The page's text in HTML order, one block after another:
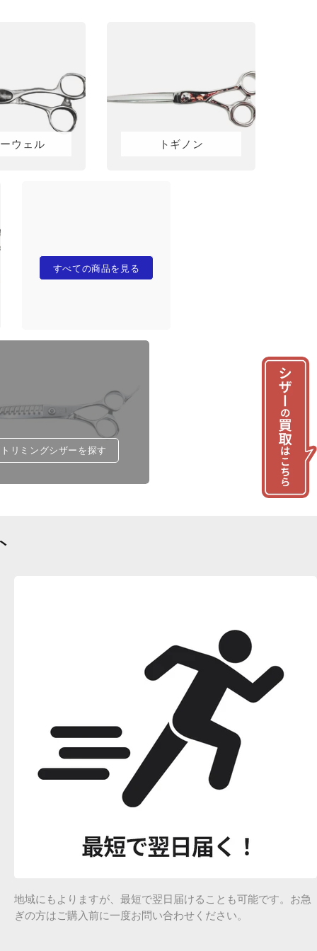
ウェル トギノン
すべての商品を見る
トリミングシザーを探す
地域にもよりますが、最短で翌日届けることも可能です。お急
ぎの方はご購入前に一度お問い合わせください。